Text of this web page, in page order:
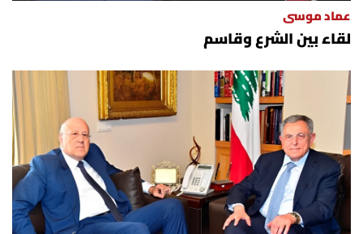
فصل من كتاب
اقرأ تضحك
كاميرا
سجالات
صحّة وصحن
عماد موسى
لقاء بين الشرع وقاسم